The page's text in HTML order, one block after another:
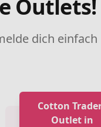
Outlets!
dich einfach
Cotton
Outlet in